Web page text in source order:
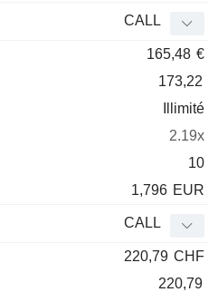
CALL
165,48 €
173,22
Illimité
2.19x
10
1,796 EUR
CALL
220,79 CHF
220,79